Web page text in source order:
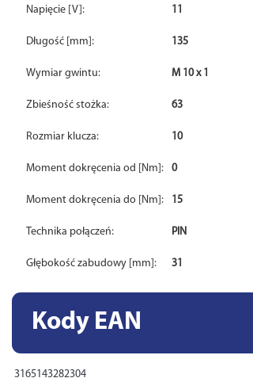
Napięcie [V]: 11
Długość [mm]: 135
Wymiar gwintu: M 10 x 1
Zbieśność stożka: 63
Rozmiar klucza: 10
Moment dokręcenia od [Nm]: 0
Moment dokręcenia do [Nm]: 15
Technika połączeń: PIN
Głębokość zabudowy [mm]: 31
Kody EAN
3165143282304